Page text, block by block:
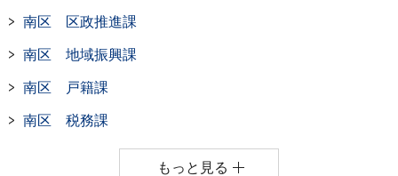
南区 区政推進課
南区 地域振興課
南区 戸籍課
南区 税務課
もっと見る